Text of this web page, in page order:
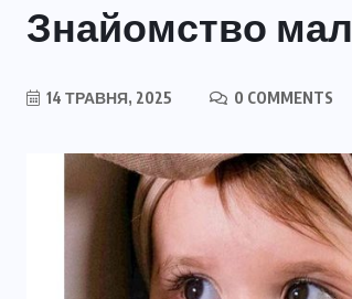
Знайомство
14 ТРАВНЯ, 2025 0 COMMENTS